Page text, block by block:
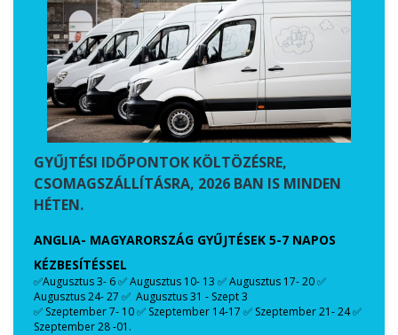
GYŰJTÉSI IDŐPONTOK KÖLTÖZÉSRE,
CSOMAGSZÁLLÍTÁSRA, 2026 BAN IS MINDEN
HÉTEN.
ANGLIA- MAGYARORSZÁG GYŰJTÉSEK 5-7 NAPOS
KÉZBESÍTÉSSEL
✅Augusztus 3- 6 ✅ Augusztus 10- 13 ✅ Augusztus 17- 20 ✅
Augusztus 24- 27 ✅ Augusztus 31 - Szept 3
✅ Szeptember 7- 10 ✅ Szeptember 14-17 ✅ Szeptember 21- 24 ✅
Szeptember 28 -01.